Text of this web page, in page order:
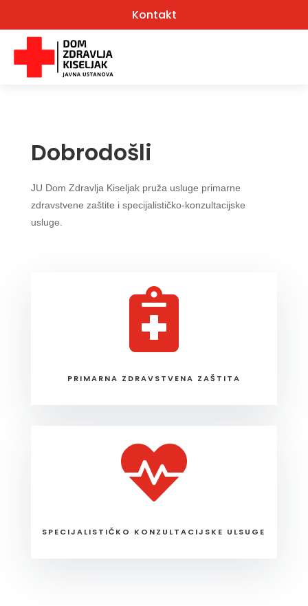
Kontakt
Dobrodošli
JU Dom Zdravlja Kiseljak pruža usluge primarne
zdravstvene zaštite i specijalističko-konzultacijske
usluge.

PRIMARNA ZDRAVSTVENA ZAŠTITA

SPECIJALISTIČKO KONZULTACIJSKE ULSUGE